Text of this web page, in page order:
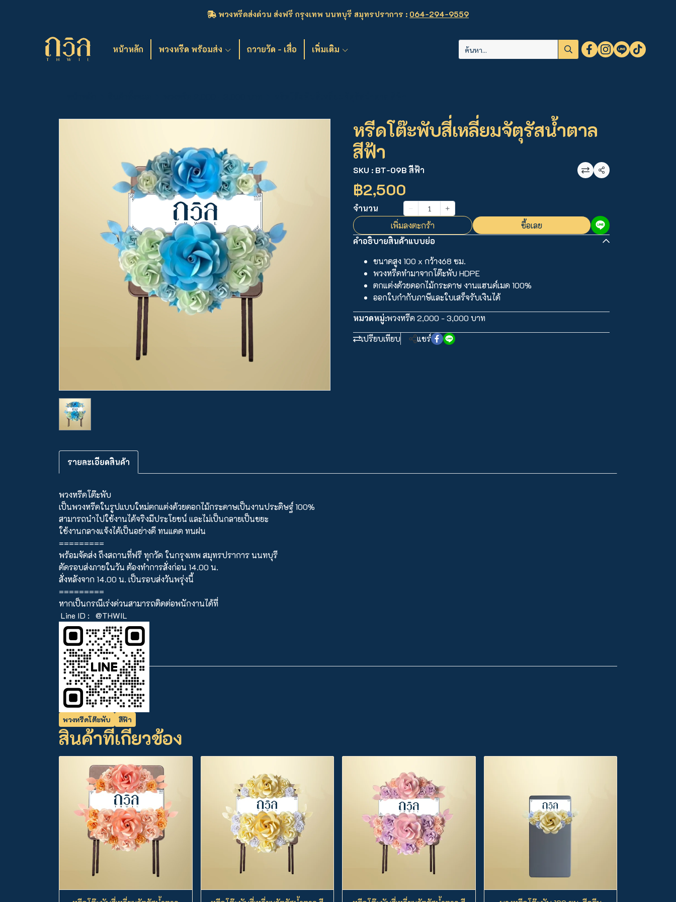
พวงหรีดส่งด่วน ส่งฟรี กรุงเทพ นนทบุรี สมุทรปราการ : 064-294-9559
หน้าหลัก พวงหรีด พร้อมส่ง ถวายวัด - เสื่อ เพิ่มเติม
หรีดโต๊ะพับสี่เหลี่ยมจัตุรัสน้ำตาล
สีฟ้า
SKU : BT-09B สีฟ้า แชร์
฿2,500
จำนวน
เพิ่มลงตะกร้า
ซื้อเลย
คำอธิบายสินค้าแบบย่อ
ขนาดสูง 100 x กว้าง68 ซม.
พวงหรีดทำมาจากโต๊ะพับ HDPE
ตกแต่งด้วยดอกไม้กระดาษ งานแฮนด์เมด 100%
ออกใบกำกับภาษีและใบเสร็จรับเงินได้
หมวดหมู่:พวงหรีด 2,000 - 3,000 บาท
เปรียบเทียบ
แชร์
รายละเอียดสินค้า
พวงหรีดโต๊ะพับ
เป็นพวงหรีดในรูปแบบใหม่ตกแต่งด้วยดอกไม้กระดาษเป็นงานประดิษฐ์ 100%
สามารถนำไปใช้งานได้จริงมีประโยชน์ และไม่เป็นกลายเป็นขยะ
ใช้งานกลางแจ้งได้เป็นอย่างดี ทนแดด ทนฝน
=========
พร้อมจัดส่ง ถึงสถานที่ฟรี ทุกวัด ในกรุงเทพ สมุทรปราการ นนทบุรี
ตัดรอบส่งภายในวัน ต้องทำการสั่งก่อน 14.00 น.
สั่งหลังจาก 14.00 น. เป็นรอบส่งวันพรุ่งนี้
=========
หากเป็นกรณีเร่งด่วนสามารถติดต่อพนักงานได้ที่
Line ID :
@THWIL
พวงหรีดโต๊ะพับ สีฟ้า
สินค้าที่เกี่ยวข้อง